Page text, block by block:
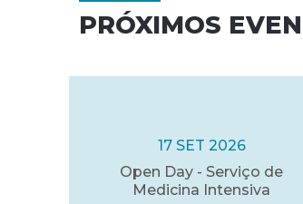
PRÓXIMOS
17 SET 2026
Open Day - Serviço de
Medicina Intensiva